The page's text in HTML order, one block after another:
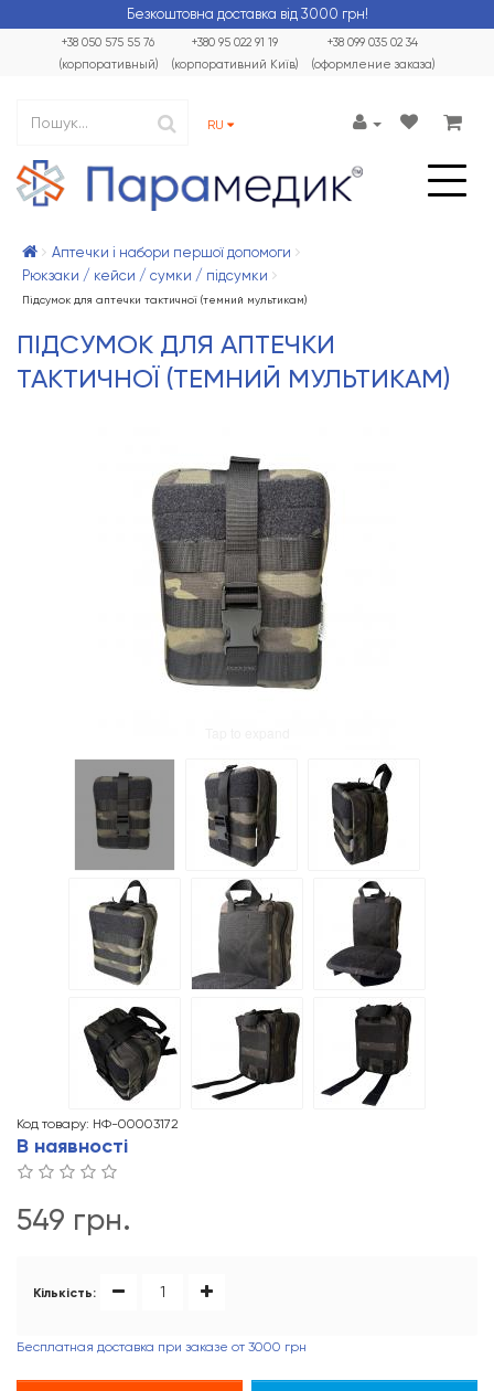
Безкоштовна доставка від 3000 грн!
+38 099 035 02 34
(оформление заказа)
+38 050 575 55 76
(корпоративный)
+380 95 022 91 19
(корпоративний Київ)
RU
Аптечки і набори першої допомоги
Рюкзаки / кейси / сумки / підсумки
Підсумок для аптечки тактичної (темний мультикам)
ПІДСУМОК ДЛЯ АПТЕЧКИ
ТАКТИЧНОЇ (ТЕМНИЙ МУЛЬТИКАМ)
Код товару: НФ-00003172
В наявності
549 грн.
Кількість:
Бесплатная доставка при заказе от 3000 грн